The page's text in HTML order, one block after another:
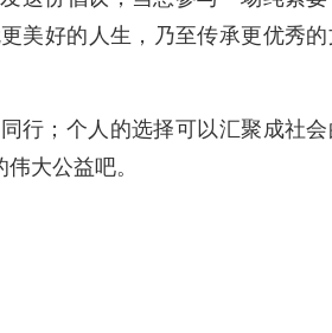
美好的人生，乃至传承更优秀
行； 个人的选择可以汇聚成社
大公益吧。